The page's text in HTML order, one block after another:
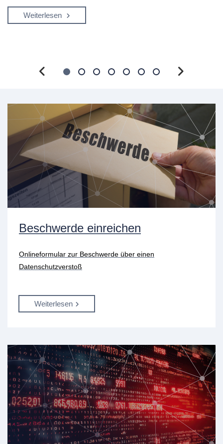
Weiterlesen
Beschwerde einreichen
Onlineformular zur Beschwerde über einen
Datenschutzverstoß
Weiterlesen